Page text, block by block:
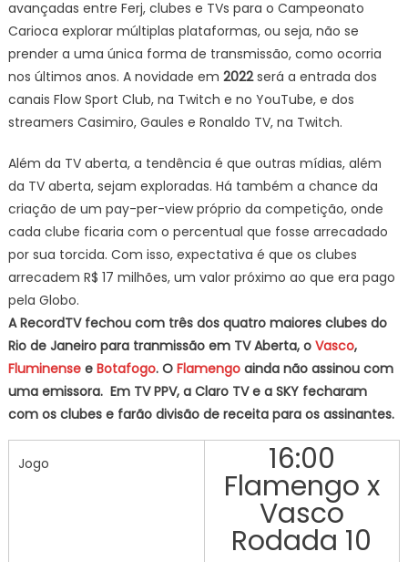
avançadas entre Ferj, clubes e TVs para o Campeonato
Carioca explorar múltiplas plataformas, ou seja, não se
prender a uma única forma de transmissão, como ocorria
nos últimos anos. A novidade em 2022será a entrada dos
canais Flow Sport Club, na Twitch e no YouTube, e dos
streamers Casimiro, Gaules e Ronaldo TV, na Twitch.
Além da TV aberta, a tendência é que outras mídias, além
da TV aberta, sejam exploradas. Há também a chance da
criação de um pay-per-view próprio da competição, onde
cada clube ficaria com o percentual que fosse arrecadado
por sua torcida. Com isso, expectativa é que os clubes
arrecadem R$ 17 milhões, um valor próximo ao que era pago
pela Globo.
A RecordTV fechou com três dos quatro maiores clubes do
Rio de Janeiro para tranmissão em TV Aberta, o Vasco,
Fluminensee Botafogo. O Flamengoainda não assinou com
uma emissora. Em TV PPV, a Claro TV e a SKY fecharam
com os clubes e farão divisão de receita para os assinantes.
Jogo 16:00
Flamengo x
Vasco
Rodada 10